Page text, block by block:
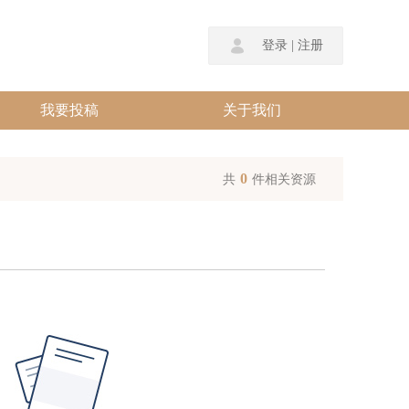
登录 注册
我要投稿 关于我们
共 0 件相关资源